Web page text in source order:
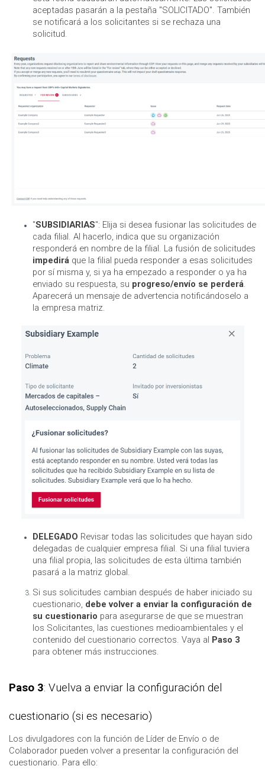
aceptadas pasarán a la pestaña "SOLICITADO". También
se notificará a los solicitantes si se rechaza una
solicitud.
"SUBSIDIARIAS": Elija si desea fusionar las solicitudes de
cada filial. Al hacerlo, indica que su organización
responderá en nombre de la filial. La fusión de solicitudes
impedirá que la filial pueda responder a esas solicitudes
por sí misma y, si ya ha empezado a responder o ya ha
enviado su respuesta, su progreso/envío se perderá.
Aparecerá un mensaje de advertencia notificándoselo a
la empresa matriz.
DELEGADO Revisar todas las solicitudes que hayan sido
delegadas de cualquier empresa filial. Si una filial tuviera
una filial propia, las solicitudes de esta última también
pasará a la matriz global.
Si sus solicitudes cambian después de haber iniciado su
cuestionario, debe volver a enviar la configuración de
su cuestionario para asegurarse de que se muestran
los Solicitantes, las cuestiones medioambientales y el
contenido del cuestionario correctos. Vaya al Paso 3
para obtener más instrucciones.
Paso 3: Vuelva a enviar la configuración del
cuestionario (si es necesario)
Los divulgadores con la función de Líder de Envío o de
Colaborador pueden volver a presentar la configuración del
cuestionario. Para ello: